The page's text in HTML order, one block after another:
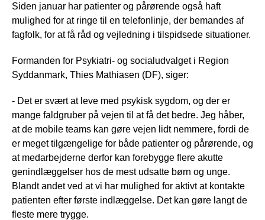
Siden januar har patienter og pårørende også haft
mulighed for at ringe til en telefonlinje, der bemandes af
fagfolk, for at få råd og vejledning i tilspidsede situationer.
Formanden for Psykiatri- og socialudvalget i Region
Syddanmark, Thies Mathiasen (DF), siger:
- Det er svært at leve med psykisk sygdom, og der er
mange faldgruber på vejen til at få det bedre. Jeg håber,
at de mobile teams kan gøre vejen lidt nemmere, fordi de
er meget tilgængelige for både patienter og pårørende, og
at medarbejderne derfor kan forebygge flere akutte
genindlæggelser hos de mest udsatte børn og unge.
Blandt andet ved at vi har mulighed for aktivt at kontakte
patienten efter første indlæggelse. Det kan gøre langt de
fleste mere trygge.